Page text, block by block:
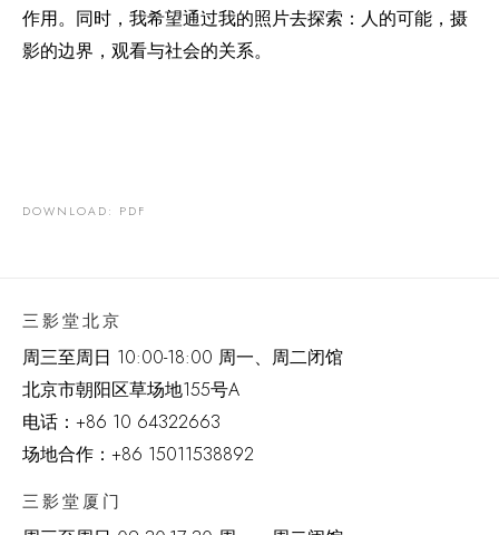
作用。同时，我希望通过我的照片去探索：人的可能，摄
影的边界，观看与社会的关系。
DOWNLOAD: PDF
三影堂北京
周三至周日 10:00-18:00 周一、周二闭馆
北京市朝阳区草场地155号A
电话： +86 10 64322663
场地合作：+86 15011538892
三影堂厦门